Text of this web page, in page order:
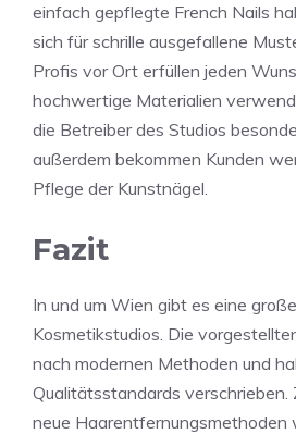
einfach gepflegte French Nails
sich für schrille ausgefallene
Profis vor Ort erfüllen jeden
hochwertige Materialien
die Betreiber des Studios
außerdem bekommen Kunden
Pflege der Kunstnägel.
Fazit
In und um Wien gibt es eine
Kosmetikstudios. Die
nach modernen Methoden und
Qualitätsstandards verschrieben.
neue Haarentfernungsmethoden